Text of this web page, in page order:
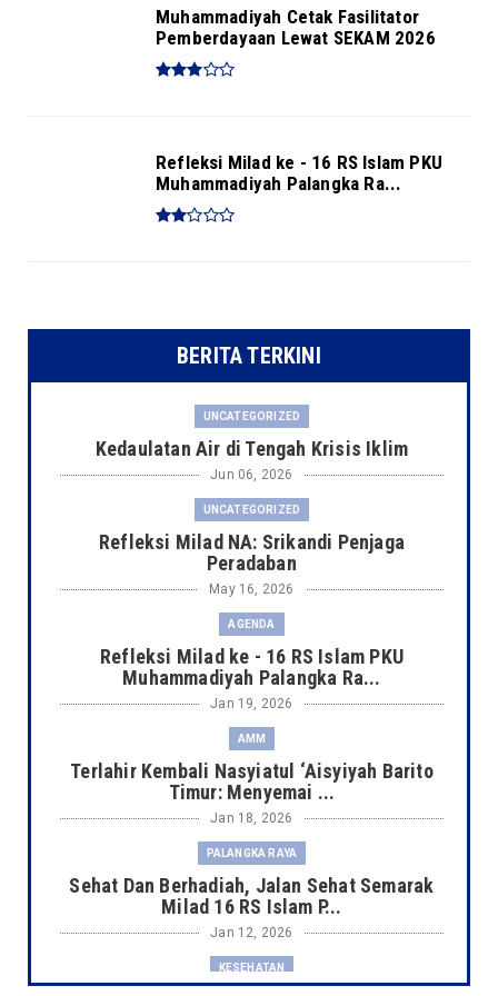
Muhammadiyah Cetak Fasilitator
Pemberdayaan Lewat SEKAM 2026
Refleksi Milad ke - 16 RS Islam PKU
Muhammadiyah Palangka Ra...
BERITA TERKINI
UNCATEGORIZED
Kedaulatan Air di Tengah Krisis Iklim
Jun 06, 2026
UNCATEGORIZED
Refleksi Milad NA: Srikandi Penjaga
Peradaban
May 16, 2026
AGENDA
Refleksi Milad ke - 16 RS Islam PKU
Muhammadiyah Palangka Ra...
Jan 19, 2026
AMM
Terlahir Kembali Nasyiatul ‘Aisyiyah Barito
Timur: Menyemai ...
Jan 18, 2026
PALANGKA RAYA
Sehat Dan Berhadiah, Jalan Sehat Semarak
Milad 16 RS Islam P...
Jan 12, 2026
KESEHATAN